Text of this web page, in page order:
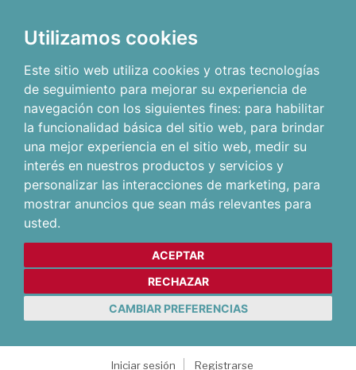
Utilizamos cookies
Este sitio web utiliza cookies y otras tecnologías
de seguimiento para mejorar su experiencia de
navegación con los siguientes fines: para habilitar
la funcionalidad básica del sitio web, para brindar
una mejor experiencia en el sitio web, medir su
interés en nuestros productos y servicios y
personalizar las interacciones de marketing, para
mostrar anuncios que sean más relevantes para
usted.
ACEPTAR
RECHAZAR
CAMBIAR PREFERENCIAS
Iniciar sesión
Registrarse